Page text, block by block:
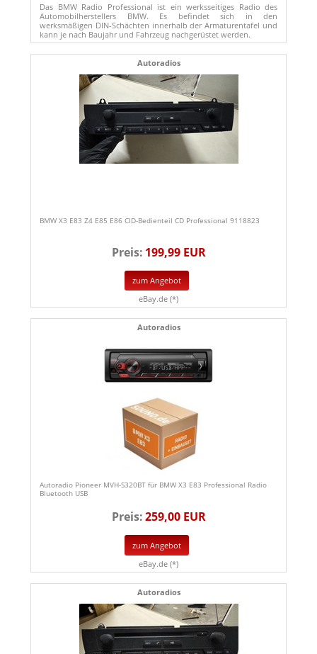
Das BMW Radio Professional ist ein werksseitiges Radio des
Automobilherstellers BMW. Es befindet sich in den
werksmäßigen DIN-Schächten innerhalb der Armaturentafel und
kann je nach Baujahr und Fahrzeug nachgerüstet werden.
Autoradios
BMW X3 E83 Z4 E85 E86 CID-Bedienteil CD Professional 9118823
Preis: 199,99 EUR
zum Angebot
eBay.de (*)
Autoradios
Autoradio Pioneer MVH-S320BT für BMW X3 E83 Professional Radio
Bluetooth USB
Preis:259,00 EUR
zum Angebot
eBay.de (*)
Autoradios